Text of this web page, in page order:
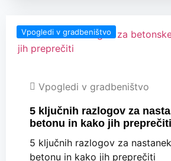
Vpogledi v gradbeništvo
Vpogledi v gradbeništvo
5 ključnih razlogov za
betonu in kako jih preprečiti
5 ključnih razlogov za
betonu in kako jih preprečiti